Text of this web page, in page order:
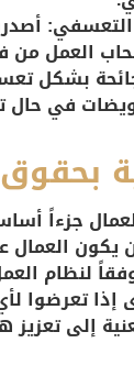
:
العمل من
بشكل
في حال
جزءاً
العمال
لنظام
إذا تعرضوا
إلى